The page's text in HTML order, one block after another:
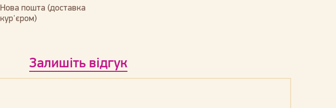
Нова пошта (доставка
кур'єром)
Залишіть відгук